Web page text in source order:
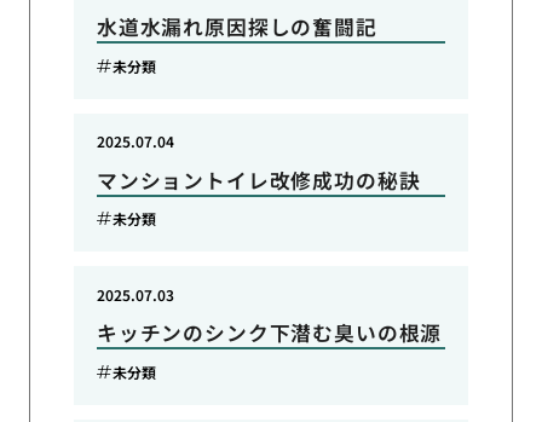
水道水漏れ原因探しの奮闘記
未分類
マンショントイレ改修成功の秘訣
2025.07.04
未分類
キッチンのシンク下潜む臭いの根源
2025.07.03
未分類